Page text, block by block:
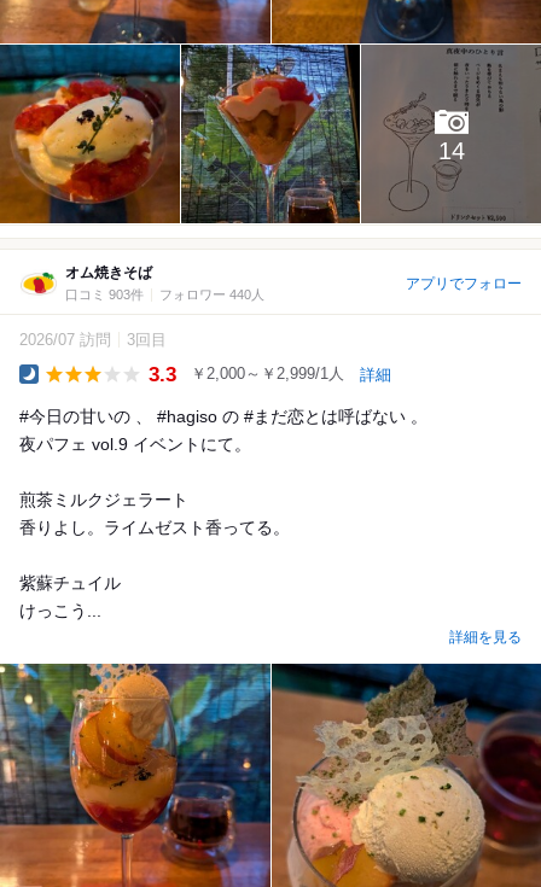
14
オム焼きそば
口コミ 903件 フォロワー 440人
アプリでフォロー
2026/07 訪問 3回目
3.3 ￥2,000～￥2,999/1人 詳細
#今日の甘いの 、 #hagiso の #まだ恋とは呼ばない 。
夜パフェ vol.9 イベントにて。
煎茶ミルクジェラート
香りよし。ライムゼスト香ってる。
紫蘇チュイル
けっこう...
詳細を見る